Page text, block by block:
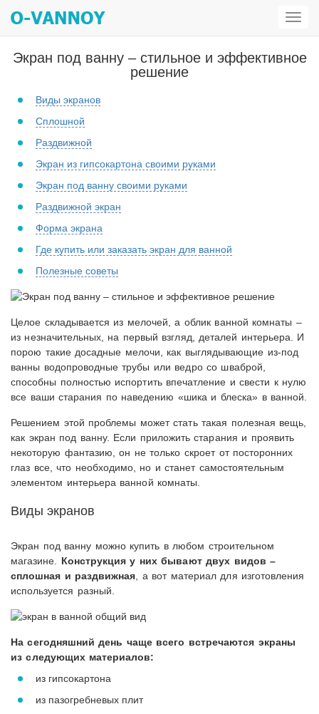
Экран под ванну – стильное и эффективное
решение
Виды экранов
Сплошной
Раздвижной
Экран из гипсокартона своими руками
Экран под ванну своими руками
Раздвижной экран
Форма экрана
Где купить или заказать экран для ванной
Полезные советы
Целое складывается из мелочей, а облик ванной комнаты –
из незначительных, на первый взгляд, деталей интерьера. И
порою такие досадные мелочи, как выглядывающие из-под
ванны водопроводные трубы или ведро со шваброй,
способны полностью испортить впечатление и свести к нулю
все ваши старания по наведению «шика и блеска» в ванной.
Решением этой проблемы может стать такая полезная вещь,
как экран под ванну. Если приложить старания и проявить
некоторую фантазию, он не только скроет от посторонних
глаз все, что необходимо, но и станет самостоятельным
элементом интерьера ванной комнаты.
Виды экранов
Экран под ванну можно купить в любом строительном
магазине. Конструкция у них бывают двух видов –
сплошная и раздвижная , а вот материал для изготовления
используется разный.
На сегодняшний день чаще всего встречаются экраны
из следующих материалов:
из гипсокартона
из пазогребневых плит